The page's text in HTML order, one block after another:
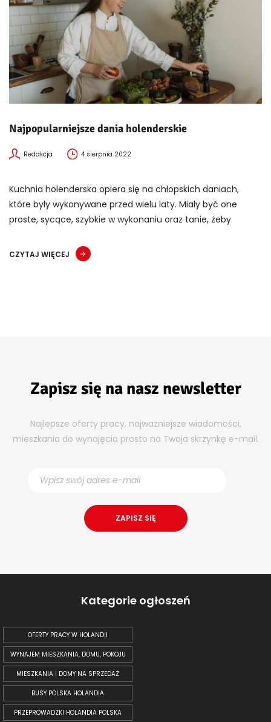
Najpopularniejsze dania holenderskie
Redakcja 4 sierpnia 2022
Kuchnia holenderska opiera się na chłopskich daniach,
które były wykonywane przed wielu laty. Miały być one
proste, sycące, szybkie w wykonaniu oraz tanie, żeby
CZYTAJ WIĘCEJ
Zapisz się na nasz newsletter
Najlepsze oferty pracy, najważniejsze wiadomości,
mieszkania do wynajęcia prosto na Twoja skrzynkę e-mail.
Kategorie ogłoszeń
OFERTY PRACY W HOLANDII
WYNAJEM MIESZKANIA, DOMU, POKOJU
MIESZKANIA I DOMY NA SPRZEDAŻ
BUSY POLSKA HOLANDIA
PRZEPROWADZKI HOLANDIA POLSKA